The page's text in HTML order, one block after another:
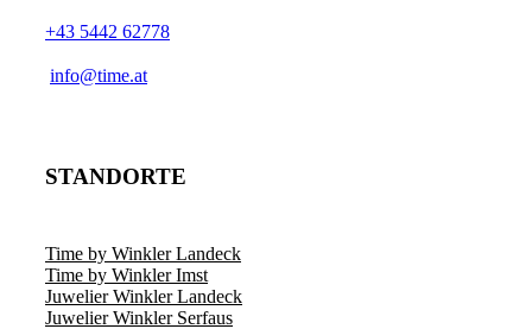
+43 5442 62778
­info@time.at
STANDORTE
Time by Winkler Landeck
Time by Winkler Imst
Juwelier Winkler Landeck
Juwelier Winkler Serfaus